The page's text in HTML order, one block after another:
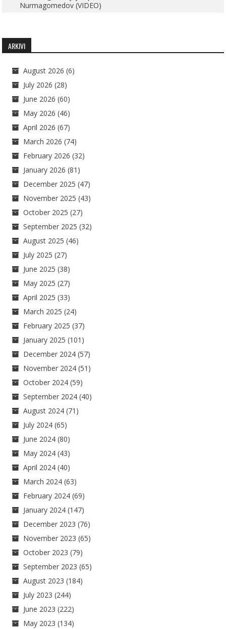
Nurmagomedov (VIDEO)
ARKIVI
August 2026 (6)
July 2026 (28)
June 2026 (60)
May 2026 (46)
April 2026 (67)
March 2026 (74)
February 2026 (32)
January 2026 (81)
December 2025 (47)
November 2025 (43)
October 2025 (27)
September 2025 (32)
August 2025 (46)
July 2025 (27)
June 2025 (38)
May 2025 (27)
April 2025 (33)
March 2025 (24)
February 2025 (37)
January 2025 (101)
December 2024 (57)
November 2024 (51)
October 2024 (59)
September 2024 (40)
August 2024 (71)
July 2024 (65)
June 2024 (80)
May 2024 (43)
April 2024 (40)
March 2024 (63)
February 2024 (69)
January 2024 (147)
December 2023 (76)
November 2023 (65)
October 2023 (79)
September 2023 (65)
August 2023 (184)
July 2023 (244)
June 2023 (222)
May 2023 (134)